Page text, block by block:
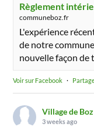
Règlement
communeboz.fr
L'expérience
de notre
nouvelle façon de
Voir sur Facebook ·
Village de Boz
3 weeks ago